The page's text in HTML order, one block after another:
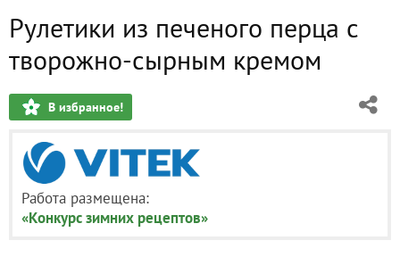
Рулетики из печеного перца с
творожно-сырным кремом
В избранное!
Работа размещена:
«Конкурс зимних рецептов»